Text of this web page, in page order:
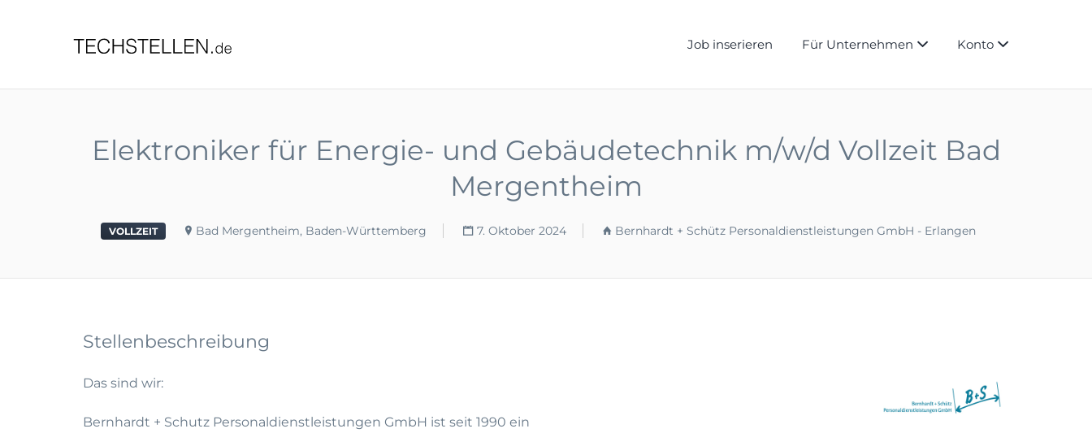
Job inserieren Für Unternehmen Konto
Elektroniker für Energie- und Gebäudetechnik m/w/d Vollzeit Bad
Mergentheim
VOLLZEIT Bad Mergentheim, Baden-Württemberg 7. Oktober 2024 Bernhardt + Schütz Personaldienstleistungen GmbH - Erlangen
Stellenbeschreibung
Das sind wir:
Bernhardt + Schutz Personaldienstleistungen GmbH ist seit 1990 ein